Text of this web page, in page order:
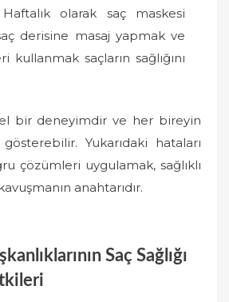
Haftalık olarak saç maskesi
derisine masaj yapmak ve
kullanmak saçların sağlığını
bir deneyimdir ve her bireyin
Yukarıdaki hataları
çözümleri uygulamak, sağlıklı
anahtarıdır.
Saç Sağlığı